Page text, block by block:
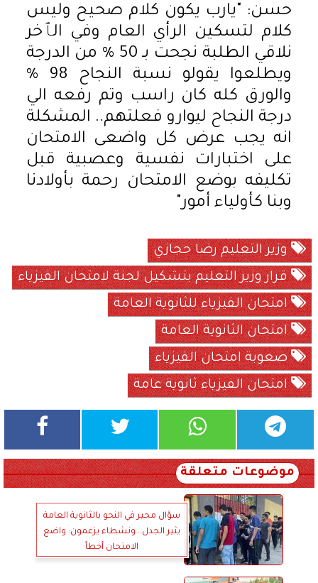
حسن: "يارب يكون كلام صحيح وليس
كلام لتسكين الرأي العام وفي الٱخر
نلاقي الطلبة نجحت بـ 50 % من الدرجة
ويطلعوا يقولو نسبة النجاح 98 %
والورق كله كان راسب وتم رفعه الي
درجة النجاح ليوارو فعلتهم.. المشكلة
انه يجب عرض كل واضعى الامتحان
على اختبارات نفسية وعصبية قبل
تكليفه بوضع الامتحان رحمة بأولادنا
وبنا كأولياء أمور"
وزير التعليم رضا حجازي
قرار وزير التعليم بتشكيل لجنة لامتحان الفيزياء
امتحان الفيزياء للثانوية العامة
امتحان الثانوية العامة
صعوبة امتحان الفيزياء
امتحان الفيزياء ثانوية عامة
موضوعات متعلقة
سؤال محير في النحو بالثانوية العامة
يثير الجدل.. ونشطاء يزعمون: واضع
الامتحان أخطأ